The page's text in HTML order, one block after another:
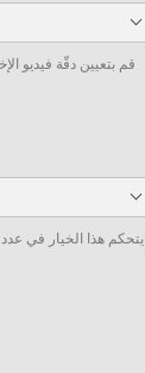
قم بتعيين دقّة فيديو
يتحكم هذا الخيار في